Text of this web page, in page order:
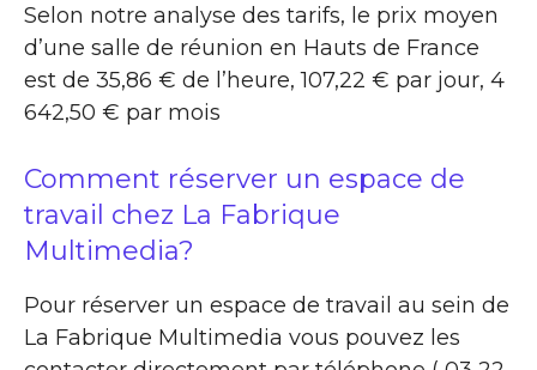
Selon notre analyse des tarifs, le prix moyen
d’une salle de réunion en Hauts de France
est de 35,86 € de l’heure, 107,22 € par jour, 4
642,50 € par mois
Comment réserver un espace de
travail chez La Fabrique
Multimedia?
Pour réserver un espace de travail au sein de
La Fabrique Multimedia vous pouvez les